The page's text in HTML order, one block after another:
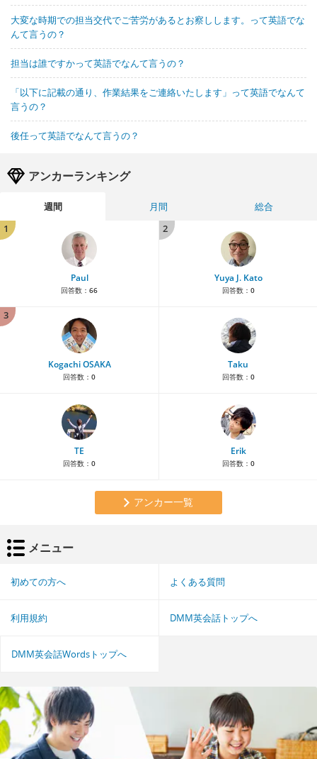
大変な時期での担当交代でご苦労があるとお察しします。って英語でな
んて言うの？
担当は誰ですかって英語でなんて言うの？
「以下に記載の通り、作業結果をご連絡いたします」って英語でなんて
言うの？
後任って英語でなんて言うの？
アンカーランキング
週間 月間
総合
1
Paul
回答数： 66
2
Yuya J. Kato
回答数： 0
3
Kogachi OSAKA
回答数： 0
Taku
回答数： 0
TE
回答数： 0
Erik
回答数： 0
アンカー一覧
メニュー
初めての方へ よくある質問
利用規約 DMM英会話トップへ
DMM英会話Wordsトップへ